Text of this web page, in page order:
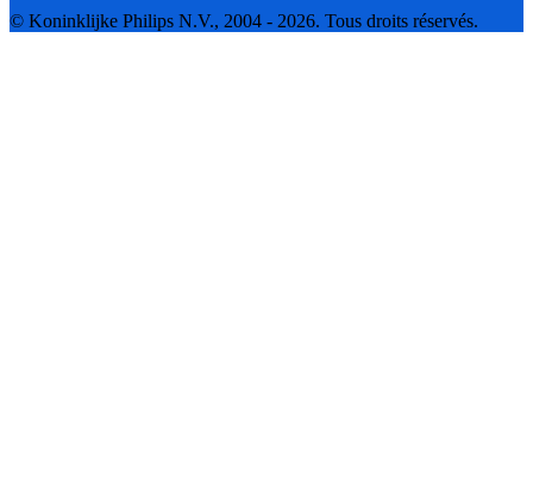
© Koninklijke Philips N.V., 2004 - 2026. Tous droits réservés.